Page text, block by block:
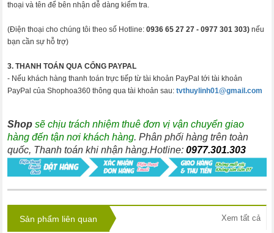
thoại và tên để bên nhận dễ dàng kiểm tra.
(Điện thoại cho chúng tôi theo số Hotline:0936 65 27 27 -0977 301 303) nếu
bạn cần sự hỗ trợ)
3. THANH TOÁN QUA CỔNG PAYPAL
- Nếu khách hàng thanh toán trực tiếp từ tài khoản PayPal tới tài khoản
PayPal của Shophoa360 thông qua tài khoản sau:tvthuylinh01@gmail.com
Shop sẽ chịu trách nhiệm thuê đơn vị vận chuyển giao
hàng đến tận nơi khách hàng. Phân phối hàng trên toàn
quốc, Thanh toán khi nhận hàng.Hotline:0977.301.303
Sản phẩm liên quan Xem tất cả